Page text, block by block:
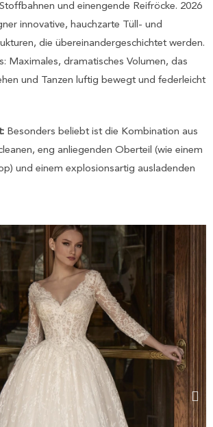
und einengende Reifröcke. 2026
innovative, hauchzarte Tüll- und
die übereinandergeschichtet werden.
Maximales, dramatisches Volumen, das
und Tanzen luftig bewegt und federleicht
Besonders beliebt ist die Kombination aus
eng anliegenden Oberteil (wie einem
und einem explosionsartig ausladenden